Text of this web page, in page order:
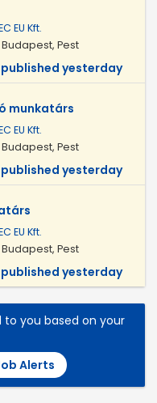
EU Kft.
Pest
published yesterday
munkatárs
EU Kft.
Pest
published yesterday
EU Kft.
Pest
published yesterday
to you based on your
Alerts